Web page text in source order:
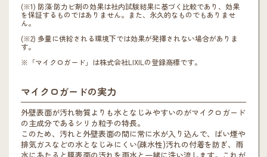
(※1) 防藻·防力ビ剤の効果は社内試験結果に基づく比較であり、効果
を保証するものではありません。また、永久的なものでもありませ
ん。
(※2) 多量に供給される環境下では効果が発擇されない場合がありま
す。
※「マイクロガード」は株式会社LIXILの登録商標です。
マイクロガードの実力
外壁表面が汚れ物質よりも水となじみやすいのがマイクロガード
の主成分であるシリカ粒子の特長。
このため、汚れと外壁表面の間に常に水が入り込んで、ばい煙や
排気ガスなどの水となじみにくい(疎水性)汚れの付着を防ぎ、雨
水にあたると膜表面の汚れを雨水と一緒に洗い流します。これが